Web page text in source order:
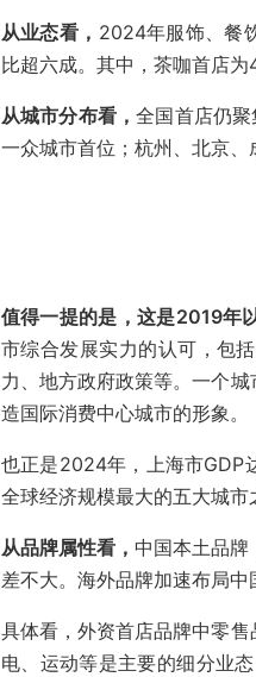
从业态看， 2024年服饰、餐
比超六成。其中，茶咖首店为
从城市分布看，全国首店仍
一众城市首位；杭州、北京
值得一提的是，这是2019年
市综合发展实力的认可，包
力、地方政府政策等。一个
造国际消费中心城市的形象。
也正是2024年，上海市GDP
全球经济规模最大的五大城市
从品牌属性看， 中国本土品
差不大。海外品牌加速布局中
具体看，外资首店品牌中零
电、运动等是主要的细分业